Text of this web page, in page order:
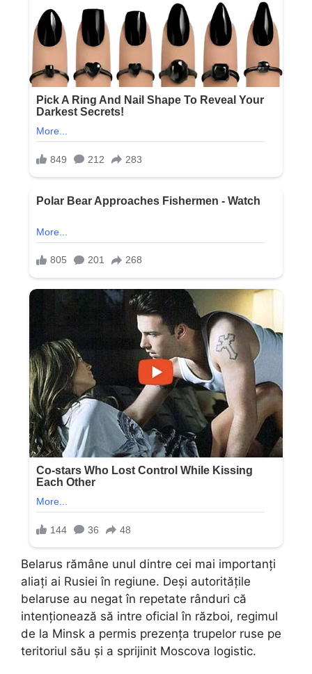
Belarus rămâne unul dintre cei mai importanți
aliați ai Rusiei în regiune. Deși autoritățile
belaruse au negat în repetate rânduri că
intenționează să intre oficial în război, regimul
de la Minsk a permis prezența trupelor ruse pe
teritoriul său și a sprijinit Moscova logistic.